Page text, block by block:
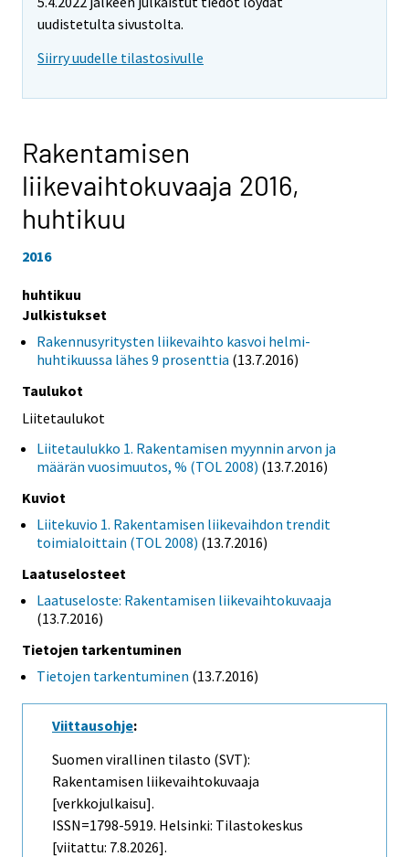
uudistetulta sivustolta.
Siirry uudelle tilastosivulle
Rakentamisen
liikevaihtokuvaaja 2016,
huhtikuu
2016
huhtikuu
Julkistukset
Rakennusyritysten liikevaihto kasvoi helmi-
huhtikuussa lähes 9 prosenttia (13.7.2016)
Taulukot
Liitetaulukot
Liitetaulukko 1. Rakentamisen myynnin arvon ja
määrän vuosimuutos, % (TOL 2008) (13.7.2016)
Kuviot
Liitekuvio 1. Rakentamisen liikevaihdon trendit
toimialoittain (TOL 2008) (13.7.2016)
Laatuselosteet
Laatuseloste: Rakentamisen liikevaihtokuvaaja
(13.7.2016)
Tietojen tarkentuminen
Tietojen tarkentuminen (13.7.2016)
Viittausohje:
Suomen virallinen tilasto (SVT):
Rakentamisen liikevaihtokuvaaja
[verkkojulkaisu].
ISSN=1798-5919. Helsinki: Tilastokeskus
[viitattu: 7.8.2026].